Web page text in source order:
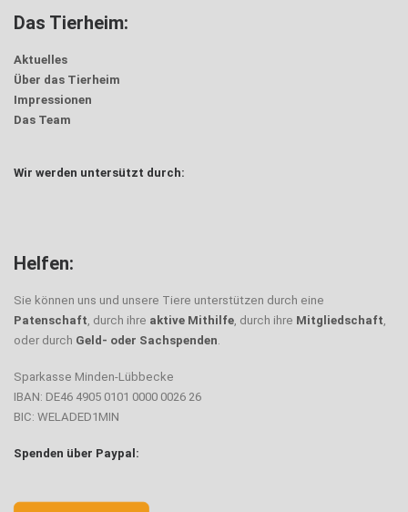
Das Tierheim:
Aktuelles
Über das Tierheim
Impressionen
Das Team
Wir werden untersützt durch:
Helfen:
Sie können uns und unsere Tiere unterstützen durch eine
Patenschaft, durch ihre aktive Mithilfe, durch ihre Mitgliedschaft,
oder durch Geld- oder Sachspenden.
Sparkasse Minden-Lübbecke
IBAN: DE46 4905 0101 0000 0026 26
BIC: WELADED1MIN
Spenden über Paypal: